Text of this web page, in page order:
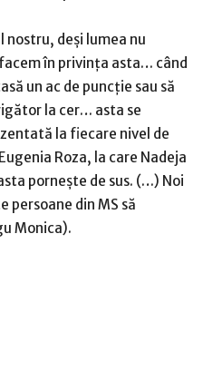
nostru, deşi lumea nu
în privinţa asta… când
un ac de puncţie sau să
la cer… asta se
la fiecare nivel de
Roza, la care Nadeja
porneşte de sus. (…) Noi
persoane din MS să
Monica).